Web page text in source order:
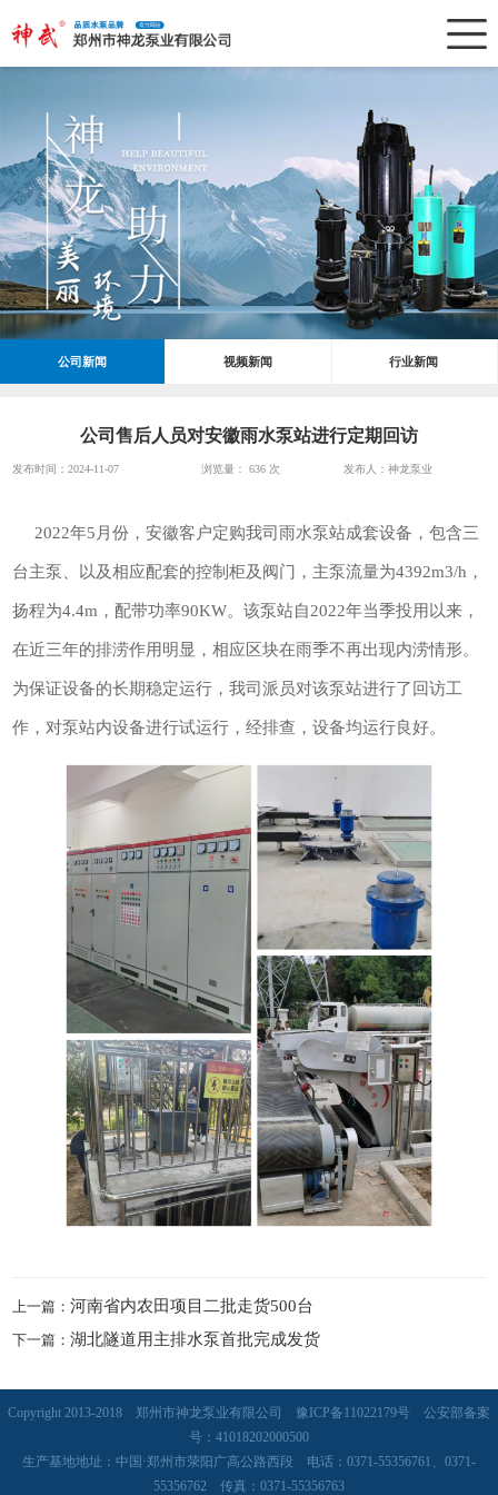
公司新闻 视频新闻 行业新闻
公司售后人员对安徽雨水泵站进行定期回访
发布时间：2024-11-07 浏览量：636 次 发布人：神龙泵业
2022年5月份，安徽客户定购我司雨水泵站成套设备，包含三
台主泵、以及相应配套的控制柜及阀门，主泵流量为4392m3/h，
扬程为4.4m，配带功率90KW。该泵站自2022年当季投用以来，
在近三年的排涝作用明显，相应区块在雨季不再出现内涝情形。
为保证设备的长期稳定运行，我司派员对该泵站进行了回访工
作，对泵站内设备进行试运行，经排查，设备均运行良好。
上一篇：河南省内农田项目二批走货500台
下一篇：湖北隧道用主排水泵首批完成发货
Copyright 2013-2018 郑州市神龙泵业有限公司 豫ICP备11022179号 公安部备案
号：41018202000500
生产基地地址：中国·郑州市荥阳广高公路西段 电话：0371-55356761、0371-
55356762 传真：0371-55356763